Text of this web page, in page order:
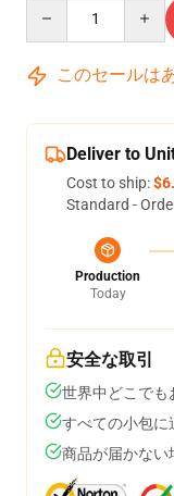
このセールは
Deliver to
Cost to ship:
Standard -
Production
Today
安全な取引
世界中どこでも
すべての小包に
商品が届かない